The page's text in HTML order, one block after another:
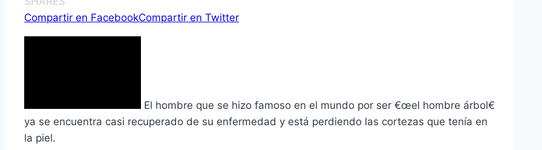
Compartir en FacebookCompartir en Twitter
El hombre que se hizo famoso en el mundo por ser €œel hombre árbol€
ya se encuentra casi recuperado de su enfermedad y está perdiendo las cortezas que tení­a en
la piel.